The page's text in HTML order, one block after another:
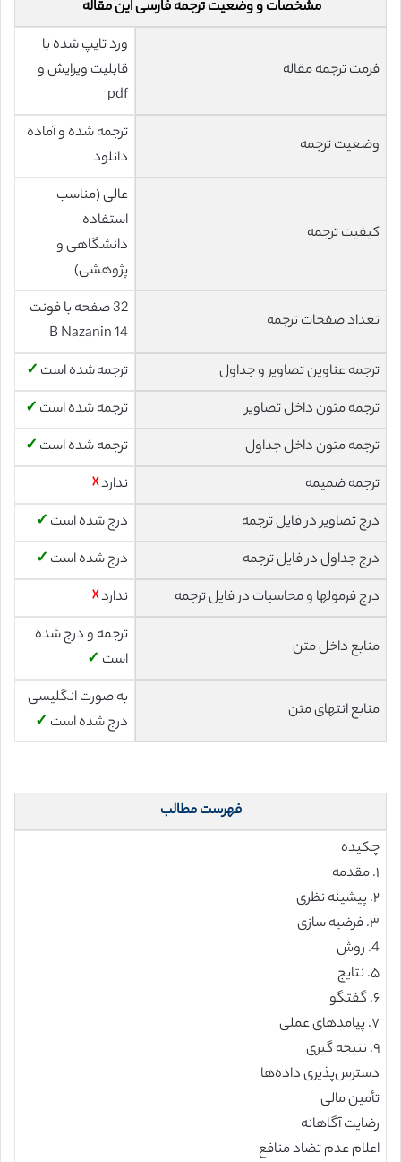
مشخصات و وضعیت ترجمه فارسی این مقاله
فرمت ترجمه مقاله
ورد تایپ شده با
قابلیت ویرایش و
pdf
وضعیت ترجمه
ترجمه شده و آماده
دانلود
کیفیت ترجمه
عالی (مناسب
استفاده
دانشگاهی و
پژوهشی)
تعداد صفحات ترجمه
32 صفحه با فونت
14 B Nazanin
ترجمه عناوین تصاویر و جداول
ترجمه شده است ✓
ترجمه متون داخل تصاویر
ترجمه شده است ✓
ترجمه متون داخل جداول
ترجمه شده است ✓
ترجمه ضمیمه
ندارد☓
درج تصاویر در فایل ترجمه
درج شده است ✓
درج جداول در فایل ترجمه
درج شده است ✓
درج فرمولها و محاسبات در فایل ترجمه
ندارد☓
منابع داخل متن
ترجمه و درج شده
است ✓
منابع انتهای متن
به صورت انگلیسی
درج شده است ✓
فهرست مطالب
چکیده
۱. مقدمه
۲. پیشینه نظری
۳. فرضیه سازی
4. روش
۵. نتایج
۶. گفتگو
۷. پیامدهای عملی
۹. نتیجه‌ گیری
دسترس‌پذیری داده‌ها
تأمین مالی
رضایت آگاهانه
اعلام عدم تضاد منافع